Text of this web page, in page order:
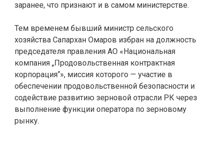
заранее, что признают и в самом министерстве.
Тем временем бывший министр сельского
хозяйства Сапархан Омаров избран на должность
председателя правления АО «Национальная
компания „Продовольственная контрактная
корпорация“», миссия которого — участие в
обеспечении продовольственной безопасности и
содействие развитию зерновой отрасли РК через
выполнение функции оператора по зерновому
рынку.